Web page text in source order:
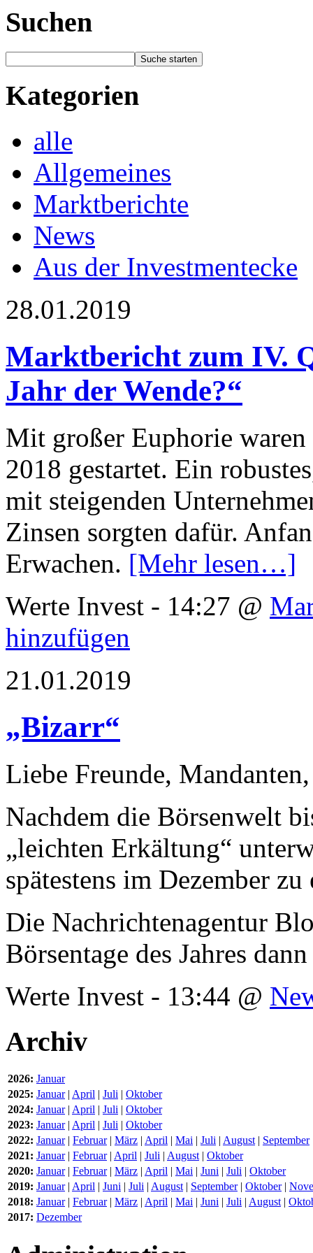
Suchen
Kategorien
alle
Allgemeines
Marktberichte
News
Aus der Investmentecke
28.01.2019
Marktbericht zum IV.
Jahr der Wende?“
Mit großer Euphorie
2018 gestartet. Ein
mit steigenden
Zinsen sorgten dafür.
Erwachen. [Mehr lesen…]
Werte Invest - 14:27 @
hinzufügen
21.01.2019
„Bizarr“
Liebe Freunde,
Nachdem die Börsenwelt
„leichten Erkältung“
spätestens im Dezember
Die Nachrichtenagentur
Börsentage des Jahres
Werte Invest - 13:44 @
Archiv
2026: Januar
2025: Januar| April | Juli | Oktober
2024: Januar| April | Juli | Oktober
2023: Januar| April | Juli | Oktober
2022: Januar| Februar| März | April | Mai | Juli | August | September
2021: Januar| Februar| April | Juli | August | Oktober
2020: Januar| Februar| März | April | Mai | Juni | Juli | Oktober
2019: Januar| April | Juni | Juli | August | September| Oktober|
2018: Januar| Februar| März | April | Mai | Juni | Juli | August |
2017: Dezember